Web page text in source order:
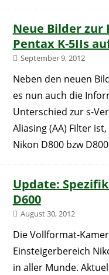
Neue Bilder zur
Pentax K-5IIs
September 9, 2012
Neben den neuen
es nun auch die
Unterschied zur s-
Aliasing (AA) Filter
Nikon D800 bzw
Update:
D600
August 30, 2012
Die Vollformat-
Einsteigerbereich
in aller Munde.